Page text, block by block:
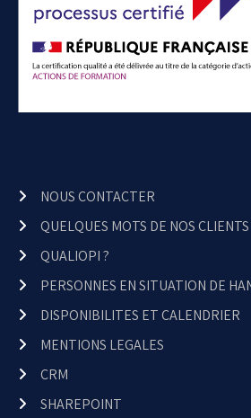
NOUS CONTACTER
QUELQUES MOTS DE NOS CLIENTS
QUALIOPI ?
PERSONNES EN SITUATION DE
DISPONIBILITES ET CALENDRIER
MENTIONS LEGALES
CRM
SHAREPOINT